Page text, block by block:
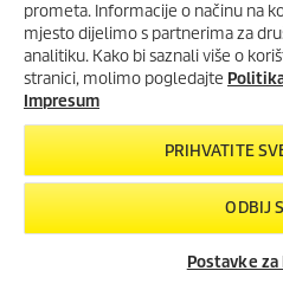
0
s
e
c
o
n
d
s
o
0
Čisto. Svugdje. Uvijek.
Nema utičnice ni slavine na vidiku,
brzo čišćenje kako bi im se vratio
Premium Battery Set to je sasvim
Mobilni čistač
vodu od 12 litara, ima sve što je
prometa. Informacije o načinu na
mjesto dijelimo s partnerima za
analitiku. Kako bi saznali više o
stranici, molimo pogledajte
Impresum
PRIHVATITE
ODBIJ
Postavke za